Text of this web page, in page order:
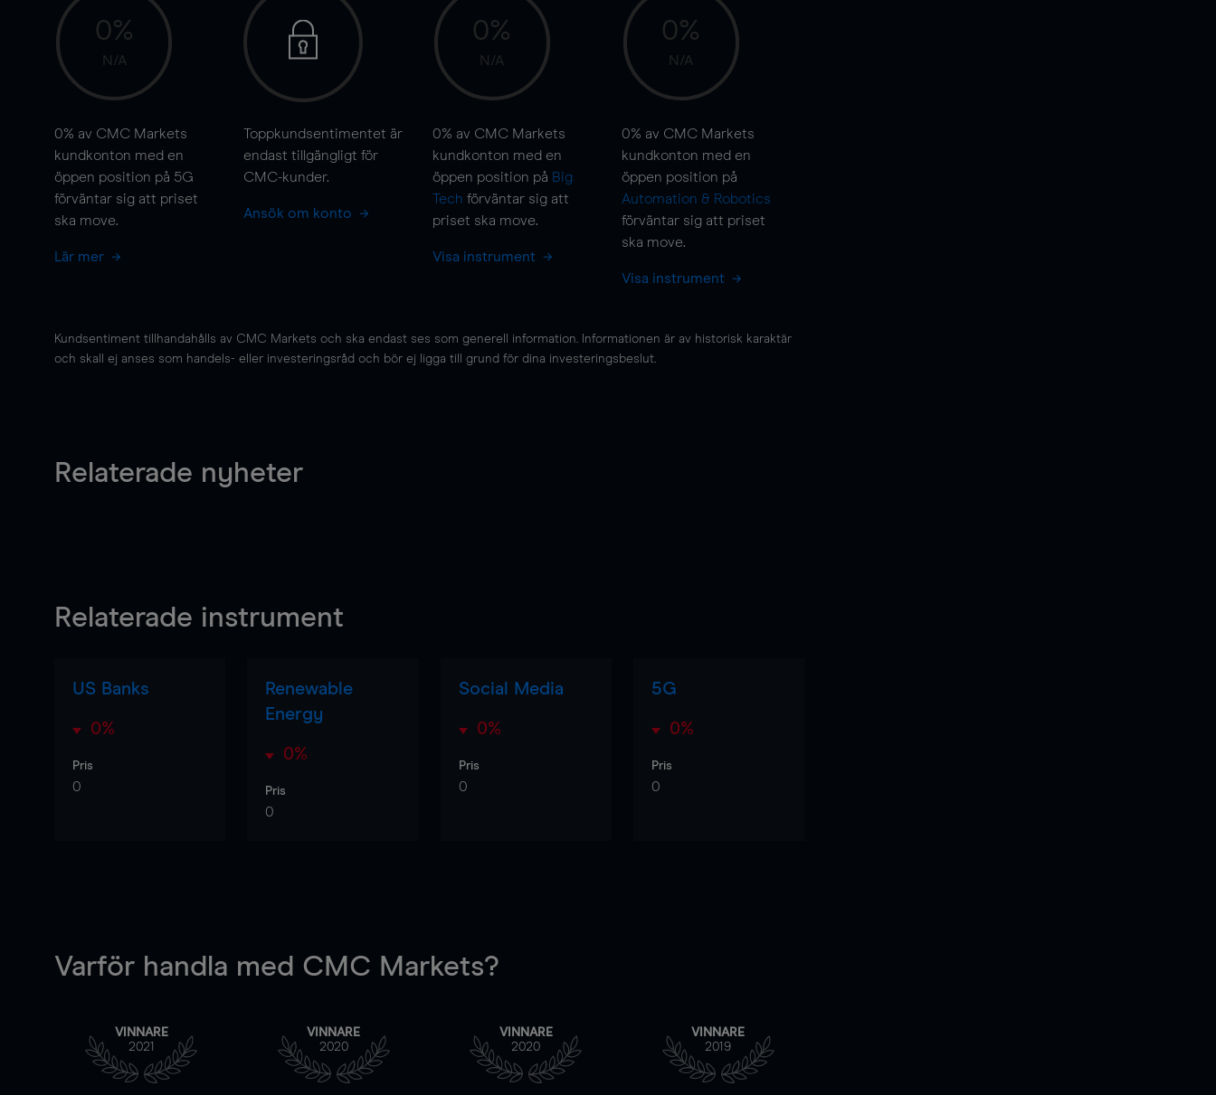
0%
N/A
0% av CMC Markets
kundkonton med en
öppen position på 5G
förväntar sig att priset
ska move.
Lär mer
Toppkundsentimentet är
endast tillgängligt för
CMC-kunder.
Ansök om konto
0%
N/A
0% av CMC Markets
kundkonton med en
öppen position på Big
Tech förväntar sig att
priset ska move.
Visa instrument
0%
N/A
0% av CMC Markets
kundkonton med en
öppen position på
Automation & Robotics
förväntar sig att priset
ska move.
Visa instrument
Kundsentiment tillhandahålls av CMC Markets och ska endast ses som generell information. Informationen är av historisk karaktär
och skall ej anses som handels- eller investeringsråd och bör ej ligga till grund för dina investeringsbeslut.
Relaterade nyheter
Relaterade instrument
US Banks
0%
Pris
0
Renewable
Energy
0%
Pris
0
Social Media
0%
Pris
0
5G
0%
Pris
0
Varför handla med CMC Markets?
VINNARE
2021
VINNARE
2020
VINNARE
2020
VINNARE
2019